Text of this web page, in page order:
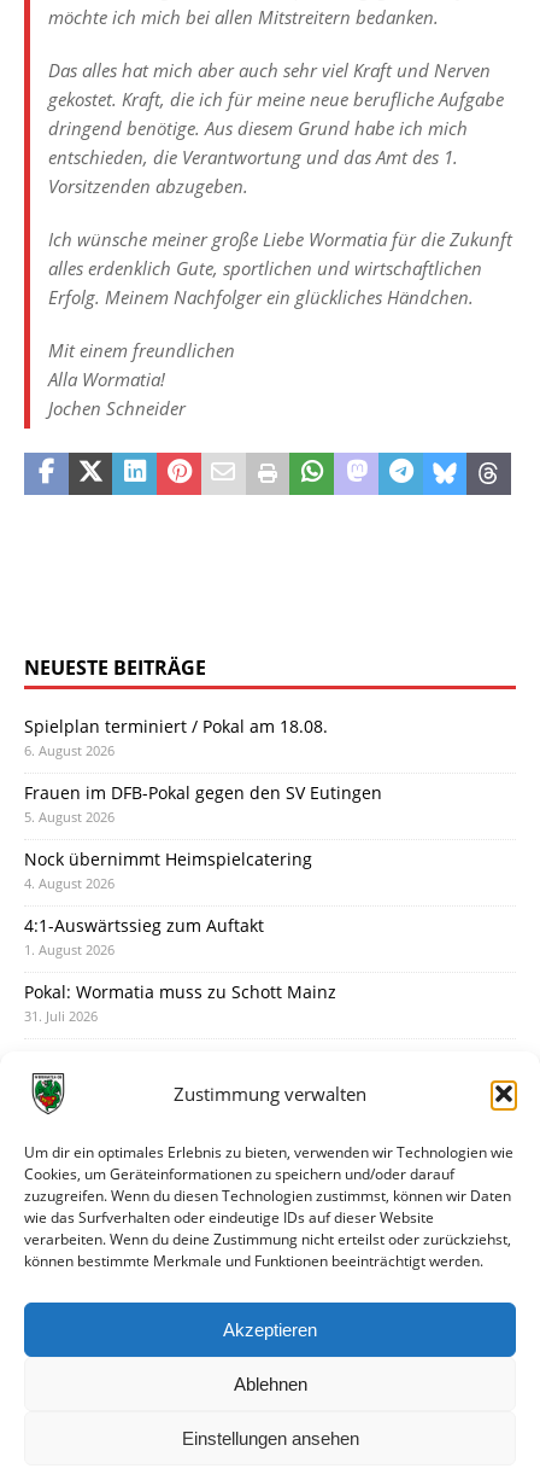
Zustimmung verwalten
Um dir ein optimales Erlebnis zu bieten, verwenden wir Technologien wie
Cookies, um Geräteinformationen zu speichern und/oder darauf
zuzugreifen. Wenn du diesen Technologien zustimmst, können wir Daten
wie das Surfverhalten oder eindeutige IDs auf dieser Website
verarbeiten. Wenn du deine Zustimmung nicht erteilst oder zurückziehst,
können bestimmte Merkmale und Funktionen beeinträchtigt werden.
Akzeptieren
Ablehnen
Einstellungen ansehen
möchte ich mich bei allen Mitstreitern bedanken.
Das alles hat mich aber auch sehr viel Kraft und Nerven
gekostet. Kraft, die ich für meine neue berufliche Aufgabe
dringend benötige. Aus diesem Grund habe ich mich
entschieden, die Verantwortung und das Amt des 1.
Vorsitzenden abzugeben.
Ich wünsche meiner große Liebe Wormatia für die Zukunft
alles erdenklich Gute, sportlichen und wirtschaftlichen
Erfolg. Meinem Nachfolger ein glückliches Händchen.
Mit einem freundlichen
Alla Wormatia!
Jochen Schneider
NEUESTE BEITRÄGE
Spielplan terminiert / Pokal am 18.08.
6. August 2026
Frauen im DFB-Pokal gegen den SV Eutingen
5. August 2026
Nock übernimmt Heimspielcatering
4. August 2026
4:1-Auswärtssieg zum Auftakt
1. August 2026
Pokal: Wormatia muss zu Schott Mainz
31. Juli 2026
30. Juli 2026
28. Juli 2026
Neuer Rückensponsor
28. Juli 2026
Neue Podcast-Folge: So tickt Björn!
Eindrücke vom Stadionfest
27. Juli 2026